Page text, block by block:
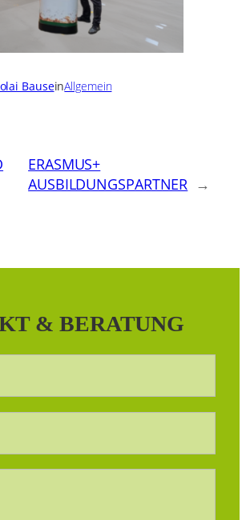
BauseinAllgemein
ERASMUS+
AUSBILDUNGSPARTNER →
& BERATUNG